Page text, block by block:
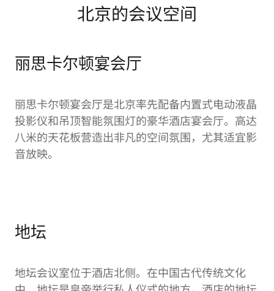
北京的会议空间
丽思卡尔顿宴会厅
丽思卡尔顿宴会厅是北京率先配备内置式电动液晶
投影仪和吊顶智能氛围灯的豪华酒店宴会厅。高达
八米的天花板营造出非凡的空间氛围，尤其适宜影
音放映。
地坛
地坛会议室位于酒店北侧。在中国古代传统文化